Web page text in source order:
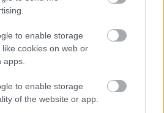
to enable storage
cookies on web or
to enable storage
of the website or app.
το Παγκόσμιο
– Αντιδρούν οι σύλλογοι